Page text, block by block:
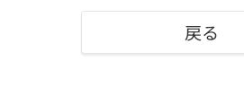
戻る